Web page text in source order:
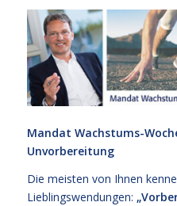
Mandat Wachstums-
Unvorbereitung
Die meisten von Ihnen
Lieblingswendungen: